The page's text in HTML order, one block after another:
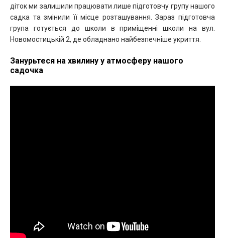
діток ми залишили працювати лише підготовчу групу нашого
садка та змінили її місце розташування. Зараз підготовча
група готується до школи в приміщенні школи на вул.
Новомостицькій 2, де обладнано найбезпечніше укриття.
Занурьтеся на хвилину у атмосферу нашого
садочка